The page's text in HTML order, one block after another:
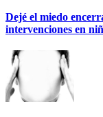
Dejé el miedo
intervenciones en